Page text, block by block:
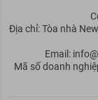
Địa chỉ: Tòa nhà
Email:
Mã số doanh